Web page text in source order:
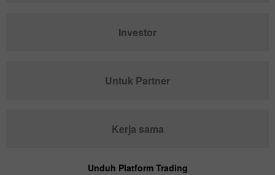
Investor
Untuk Partner
Kerja sama
Unduh Platform Trading